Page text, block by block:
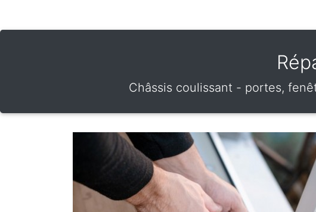
Châssis coulissant - portes,